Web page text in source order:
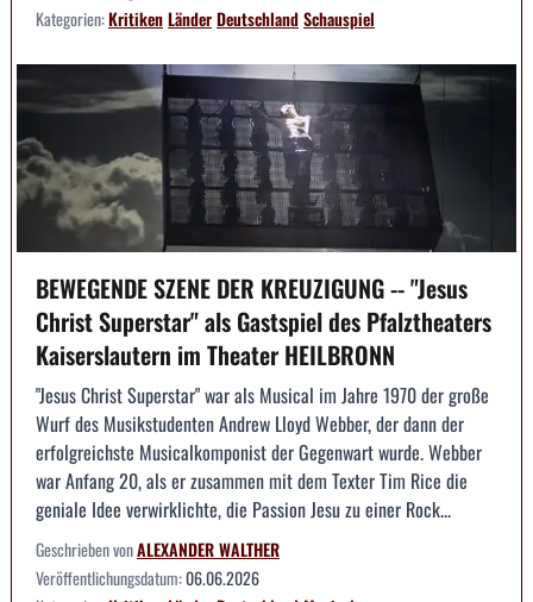
Kategorien:KritikenLänderDeutschlandSchauspiel
BEWEGENDE SZENE DER KREUZIGUNG -- "Jesus
Christ Superstar" als Gastspiel des Pfalztheaters
Kaiserslautern im Theater HEILBRONN
"Jesus Christ Superstar" war als Musical im Jahre 1970 der große
Wurf des Musikstudenten Andrew Lloyd Webber, der dann der
erfolgreichste Musicalkomponist der Gegenwart wurde. Webber
war Anfang 20, als er zusammen mit dem Texter Tim Rice die
geniale Idee verwirklichte, die Passion Jesu zu einer Rock...
Geschrieben vonALEXANDER WALTHER
Veröffentlichungsdatum:06.06.2026